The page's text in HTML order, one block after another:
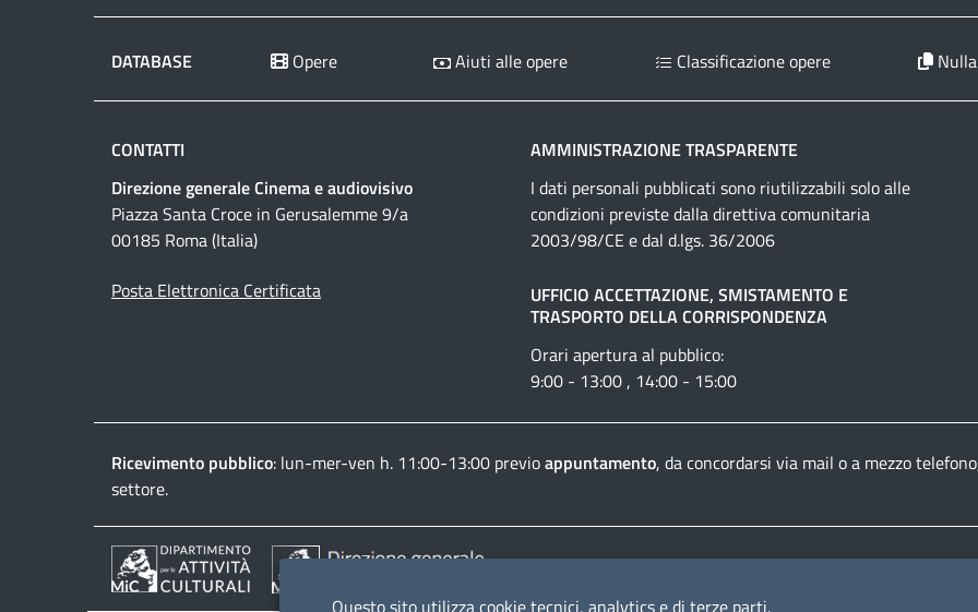
DATABASE Opere Aiuti alle opere Classificazione opere
CONTATTI
Direzione generale Cinema e audiovisivo
Piazza Santa Croce in Gerusalemme 9/a
00185 Roma (Italia)
Posta Elettronica Certificata
AMMINISTRAZIONE TRASPARENTE
I dati personali pubblicati sono riutilizzabili solo alle
condizioni previste dalla direttiva comunitaria
2003/98/CE e dal d.lgs. 36/2006
UFFICIO ACCETTAZIONE, SMISTAMENTO E
TRASPORTO DELLA CORRISPONDENZA
Orari apertura al pubblico:
9:00 - 13:00 , 14:00 - 15:00
Ricevimento pubblico: lun-mer-ven h. 11:00-13:00 previoappuntamento, da concordarsi via mail o a mezzo
settore.
Questo sito utilizza cookie tecnici, analytics e di terze parti.